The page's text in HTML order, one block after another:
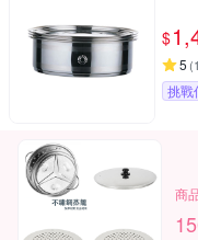
$
5 (1
挑戰
商